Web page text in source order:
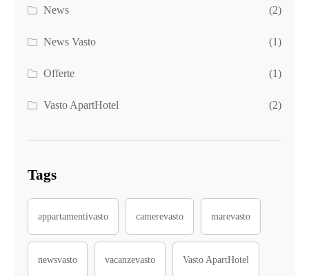
News (2)
News Vasto (1)
Offerte (1)
Vasto ApartHotel (2)
Tags
appartamentivasto camerevasto marevasto
newsvasto vacanzevasto Vasto ApartHotel